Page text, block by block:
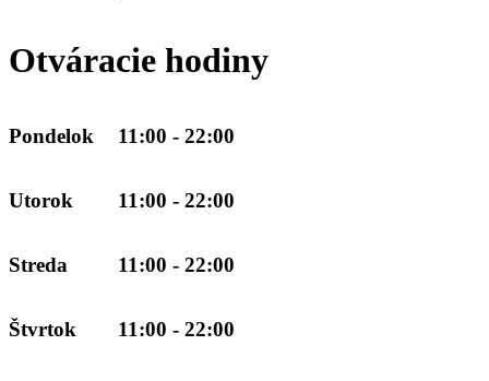
Otváracie hodiny
Pondelok 11:00 - 22:00
Utorok 11:00 - 22:00
Streda 11:00 - 22:00
Štvrtok 11:00 - 22:00